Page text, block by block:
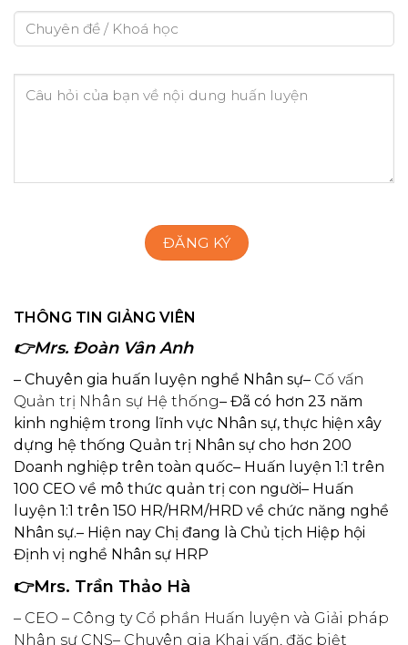
THÔNG TIN GIẢNG VIÊN
👉Mrs. Đoàn Vân Anh
– Chuyên gia huấn luyện nghề Nhân sự– Cố vấn
Quản trị Nhân sự Hệ thống– Đã có hơn 23 năm
kinh nghiệm trong lĩnh vực Nhân sự, thực hiện xây
dựng hệ thống Quản trị Nhân sự cho hơn 200
Doanh nghiệp trên toàn quốc– Huấn luyện 1:1 trên
100 CEO về mô thức quản trị con người– Huấn
luyện 1:1 trên 150 HR/HRM/HRD về chức năng nghề
Nhân sự.– Hiện nay Chị đang là Chủ tịch Hiệp hội
Định vị nghề Nhân sự HRP
👉Mrs. Trần Thảo Hà
– CEO – Công ty Cổ phần Huấn luyện và Giải pháp
Nhân sự CNS– Chuyên gia Khai vấn, đặc biệt